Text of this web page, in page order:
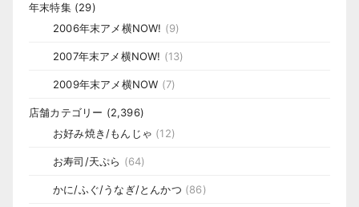
年末特集(29)
2006年末アメ横NOW! (9)
2007年末アメ横NOW! (13)
2009年末アメ横NOW (7)
店舗カテゴリー (2,396)
お好み焼き/もんじゃ (12)
お寿司/天ぷら (64)
かに/ふぐ/うなぎ/とんかつ (86)